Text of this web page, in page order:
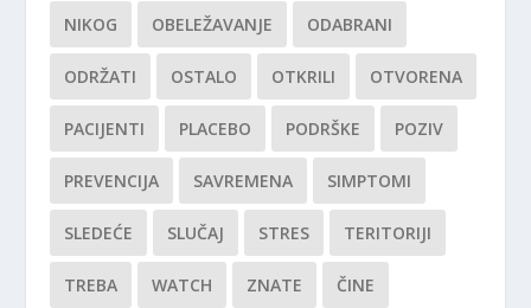
NIKOG OBELEŽAVANJE ODABRANI
ODRŽATI OSTALO OTKRILI OTVORENA
PACIJENTI PLACEBO PODRŠKE POZIV
PREVENCIJA SAVREMENA SIMPTOMI
SLEDEĆE SLUČAJ STRES TERITORIJI
TREBA WATCH ZNATE ČINE